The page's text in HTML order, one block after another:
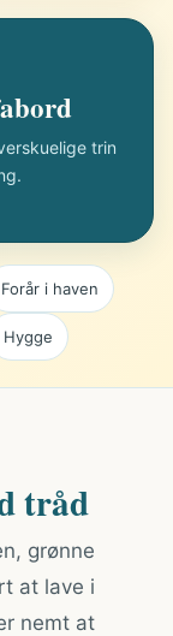
trin
Forår i haven
Hygge
tråd
grønne
at lave i
nemt at